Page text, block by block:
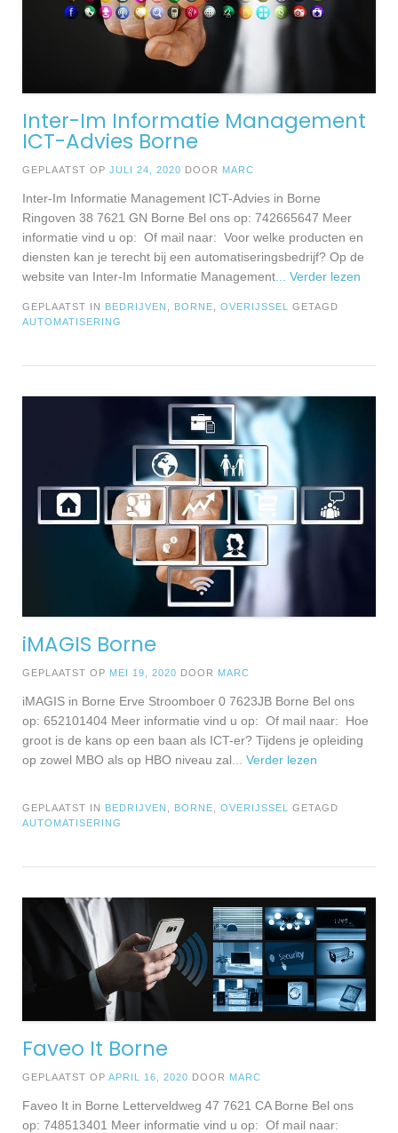
Inter-Im Informatie Management
ICT-Advies Borne
GEPLAATST OP JULI 24, 2020 DOOR MARC
Inter-Im Informatie Management ICT-Advies in Borne
Ringoven 38 7621 GN Borne Bel ons op: 742665647 Meer
informatie vind u op: Of mail naar: Voor welke producten en
diensten kan je terecht bij een automatiseringsbedrijf? Op de
website van Inter-Im Informatie Management ... Verder lezen
GEPLAATST IN BEDRIJVEN BORNE OVERIJSSEL
GETAGD
AUTOMATISERING
iMAGIS Borne
GEPLAATST OP MEI 19, 2020 DOOR MARC
iMAGIS in Borne Erve Stroomboer 0 7623JB Borne Bel ons
op: 652101404 Meer informatie vind u op: Of mail naar: Hoe
groot is de kans op een baan als ICT-er? Tijdens je opleiding
op zowel MBO als op HBO niveau zal... Verder lezen
GEPLAATST IN BEDRIJVEN BORNE OVERIJSSEL
GETAGD
AUTOMATISERING
Faveo It Borne
GEPLAATST OP APRIL 16, 2020 DOOR MARC
Faveo It in Borne Letterveldweg 47 7621 CA Borne Bel ons
op: 748513401 Meer informatie vind u op: Of mail naar: